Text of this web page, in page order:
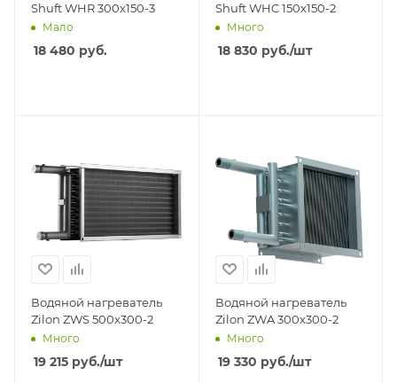
Shuft WHR 300x150-3
Мало
18 480 руб.
Shuft WHC 150x150-2
Много
18 830 руб./шт
Водяной нагреватель
Zilon ZWS 500x300-2
Много
19 215 руб./шт
Водяной нагреватель
Zilon ZWA 300x300-2
Много
19 330 руб./шт